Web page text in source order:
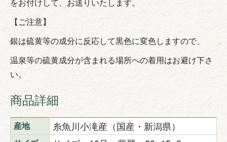
【ご注意】
銀は硫黄等の成分に反応して黒色に変色しますので、
温泉等の硫黄成分が含まれる場所への着用はお避け下さ
い。
商品詳細
産地 糸魚川小滝産（国産・新潟県）